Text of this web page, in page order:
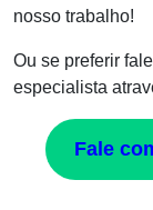
nosso trabalho!
Ou se preferir
especialista
Fale